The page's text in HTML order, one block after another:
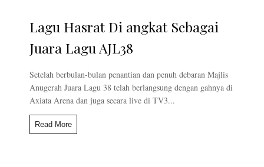
Lagu Hasrat Di angkat Sebagai
Juara Lagu AJL38
Setelah berbulan-bulan penantian dan penuh debaran Majlis
Anugerah Juara Lagu 38 telah berlangsung dengan gahnya di
Axiata Arena dan juga secara live di TV3...
Read More